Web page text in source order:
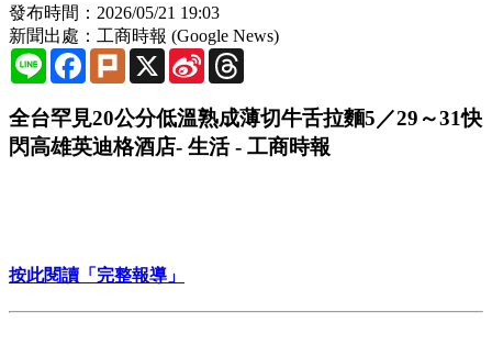
發布時間：2026/05/21 19:03
新聞出處：工商時報 (Google News)
Line
Facebook
Plurk X
Sina
Weibo
全台罕見20公分低溫熟成薄切牛舌拉麵5／29～31快
閃高雄英迪格酒店- 生活 - 工商時報
按此閱讀「完整報導」